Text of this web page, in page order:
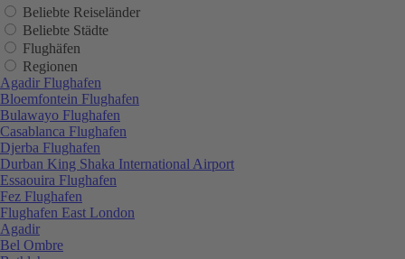
Beliebte Reiseländer
Beliebte Städte
Flughäfen
Regionen
Agadir Flughafen
Bloemfontein Flughafen
Bulawayo Flughafen
Casablanca Flughafen
Djerba Flughafen
Durban King Shaka International Airport
Essaouira Flughafen
Fez Flughafen
Flughafen East London
Agadir
Bel Ombre